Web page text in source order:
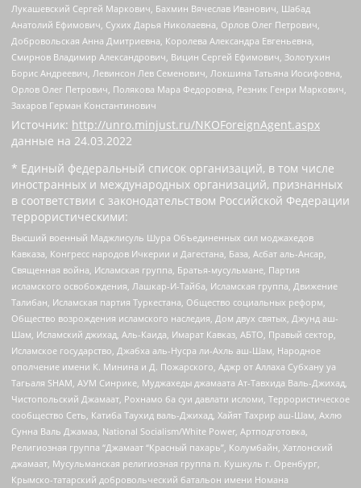
Лукашевский Сергей Маркович, Бахмин Вячеслав Иванович, Шабад
Анатолий Ефимович, Сухих Дарья Николаевна, Орлов Олег Петрович,
Добровольская Анна Дмитриевна, Королева Александра Евгеньевна,
Смирнов Владимир Александрович, Вицин Сергей Ефимович, Золотухин
Борис Андреевич, Левинсон Лев Семенович, Локшина Татьяна Иосифовна,
Орлов Олег Петрович, Полякова Мара Федоровна, Резник Генри Маркович,
Захаров Герман Константинович
Источник: http://unro.minjust.ru/NKOForeignAgent.aspx
данные на 24.03.2022
* Единый федеральный список организаций, в том числе
иностранных и международных организаций, признанных
в соответствии с законодательством Российской Федерации
террористическими:
Высший военный Маджлисуль Шура Объединенных сил моджахедов
Кавказа, Конгресс народов Ичкерии и Дагестана, База, Асбат аль-Ансар,
Священная война, Исламская группа, Братья-мусульмане, Партия
исламского освобождения, Лашкар-И-Тайба, Исламская группа, Движение
Талибан, Исламская партия Туркестана, Общество социальных реформ,
Общество возрождения исламского наследия, Дом двух святых, Джунд аш-
Шам, Исламский джихад, Аль-Каида, Имарат Кавказ, АБТО, Правый сектор,
Исламское государство, Джабха аль-Нусра ли-Ахль аш-Шам, Народное
ополчение имени К. Минина и Д. Пожарского, Аджр от Аллаха Субхану уа
Тагьаля SHAM, АУМ Синрике, Муджахеды джамаата Ат-Тавхида Валь-Джихад,
Чистопольский Джамаат, Рохнамо ба суи давлати исломи, Террористическое
сообщество Сеть, Катиба Таухид валь-Джихад, Хайят Тахрир аш-Шам, Ахлю
Сунна Валь Джамаа, National Socialism/White Power, Артподготовка,
Религиозная группа “Джамаат “Красный пахарь”, Колумбайн, Хатлонский
джамаат, Мусульманская религиозная группа п. Кушкуль г. Оренбург,
Крымско-татарский добровольческий батальон имени Номана